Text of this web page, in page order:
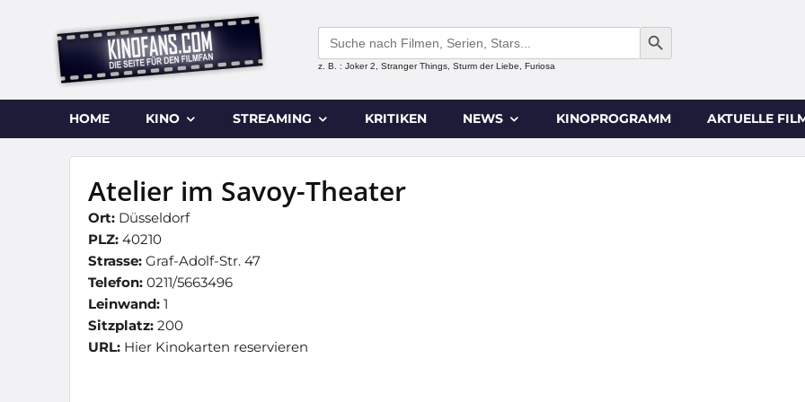
Search
for:
SEARCH BUTTON
z. B. : Joker 2, Stranger Things, Sturm der Liebe, Furiosa
HOME KINO STREAMING KRITIKEN NEWS KINOPROGRAMM AKTUELLE
Atelier im Savoy-Theater
Ort: Düsseldorf
PLZ: 40210
Strasse: Graf-Adolf-Str. 47
Telefon: 0211/5663496
Leinwand: 1
Sitzplatz: 200
URL: Hier Kinokarten reservieren